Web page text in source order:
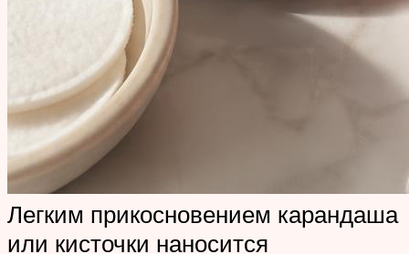
Легким прикосновением карандаша
или кисточки наносится